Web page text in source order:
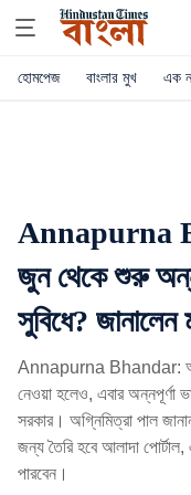
হোমপেজ বাংলার মুখ এক
Annapurna
জুন থেকে শুরু
সুবিধে? জানালেন
Annapurna Bhandar: আগে
নেওয়া হলেও, এবার অন্নপূর্ণা
সরকার। অগ্নিমিত্রা পাল
জন্য তৈরি হবে আলাদা
পারবেন।